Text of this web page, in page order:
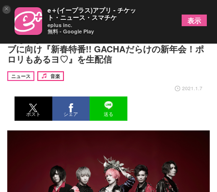
BugLug、長過ぎのタイトルも話題のワンマンライ
ブに向け『新春特番!! GACHAだらけの新年会！ポ
ロリもあるヨ♡』を生配信
ニュース
音楽
2021.1.7
ポスト シェア 送る
× e＋(イープラス)アプリ - チケッ
ト・ニュース・スマチケ
eplus inc.
無料 - Google Play
表示